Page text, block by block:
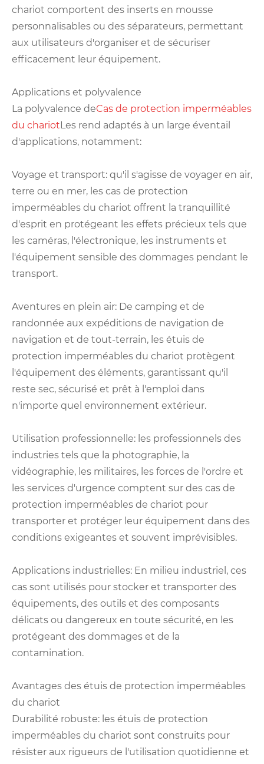
chariot comportent des inserts en mousse
personnalisables ou des séparateurs, permettant
aux utilisateurs d'organiser et de sécuriser
efficacement leur équipement.
Applications et polyvalence
La polyvalence deCas de protection imperméables
du chariotLes rend adaptés à un large éventail
d'applications, notamment:
Voyage et transport: qu'il s'agisse de voyager en air,
terre ou en mer, les cas de protection
imperméables du chariot offrent la tranquillité
d'esprit en protégeant les effets précieux tels que
les caméras, l'électronique, les instruments et
l'équipement sensible des dommages pendant le
transport.
Aventures en plein air: De camping et de
randonnée aux expéditions de navigation de
navigation et de tout-terrain, les étuis de
protection imperméables du chariot protègent
l'équipement des éléments, garantissant qu'il
reste sec, sécurisé et prêt à l'emploi dans
n'importe quel environnement extérieur.
Utilisation professionnelle: les professionnels des
industries tels que la photographie, la
vidéographie, les militaires, les forces de l'ordre et
les services d'urgence comptent sur des cas de
protection imperméables de chariot pour
transporter et protéger leur équipement dans des
conditions exigeantes et souvent imprévisibles.
Applications industrielles: En milieu industriel, ces
cas sont utilisés pour stocker et transporter des
équipements, des outils et des composants
délicats ou dangereux en toute sécurité, en les
protégeant des dommages et de la
contamination.
Avantages des étuis de protection imperméables
du chariot
Durabilité robuste: les étuis de protection
imperméables du chariot sont construits pour
résister aux rigueurs de l'utilisation quotidienne et